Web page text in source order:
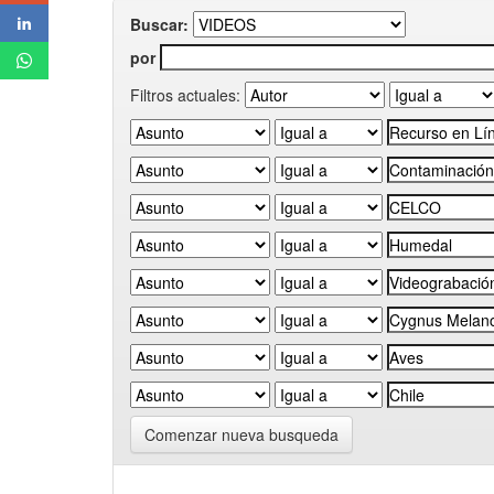
Buscar:
por
Filtros actuales:
Comenzar nueva busqueda